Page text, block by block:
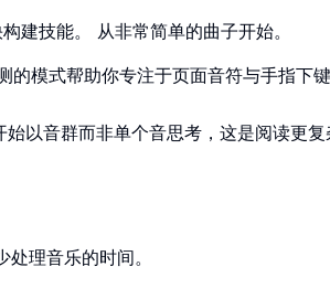
建技能。 从非常简单的曲子开始。
的模式帮助你专注于页面音符与手指下
以音群而非单个音思考，这是阅读更复
理音乐的时间。